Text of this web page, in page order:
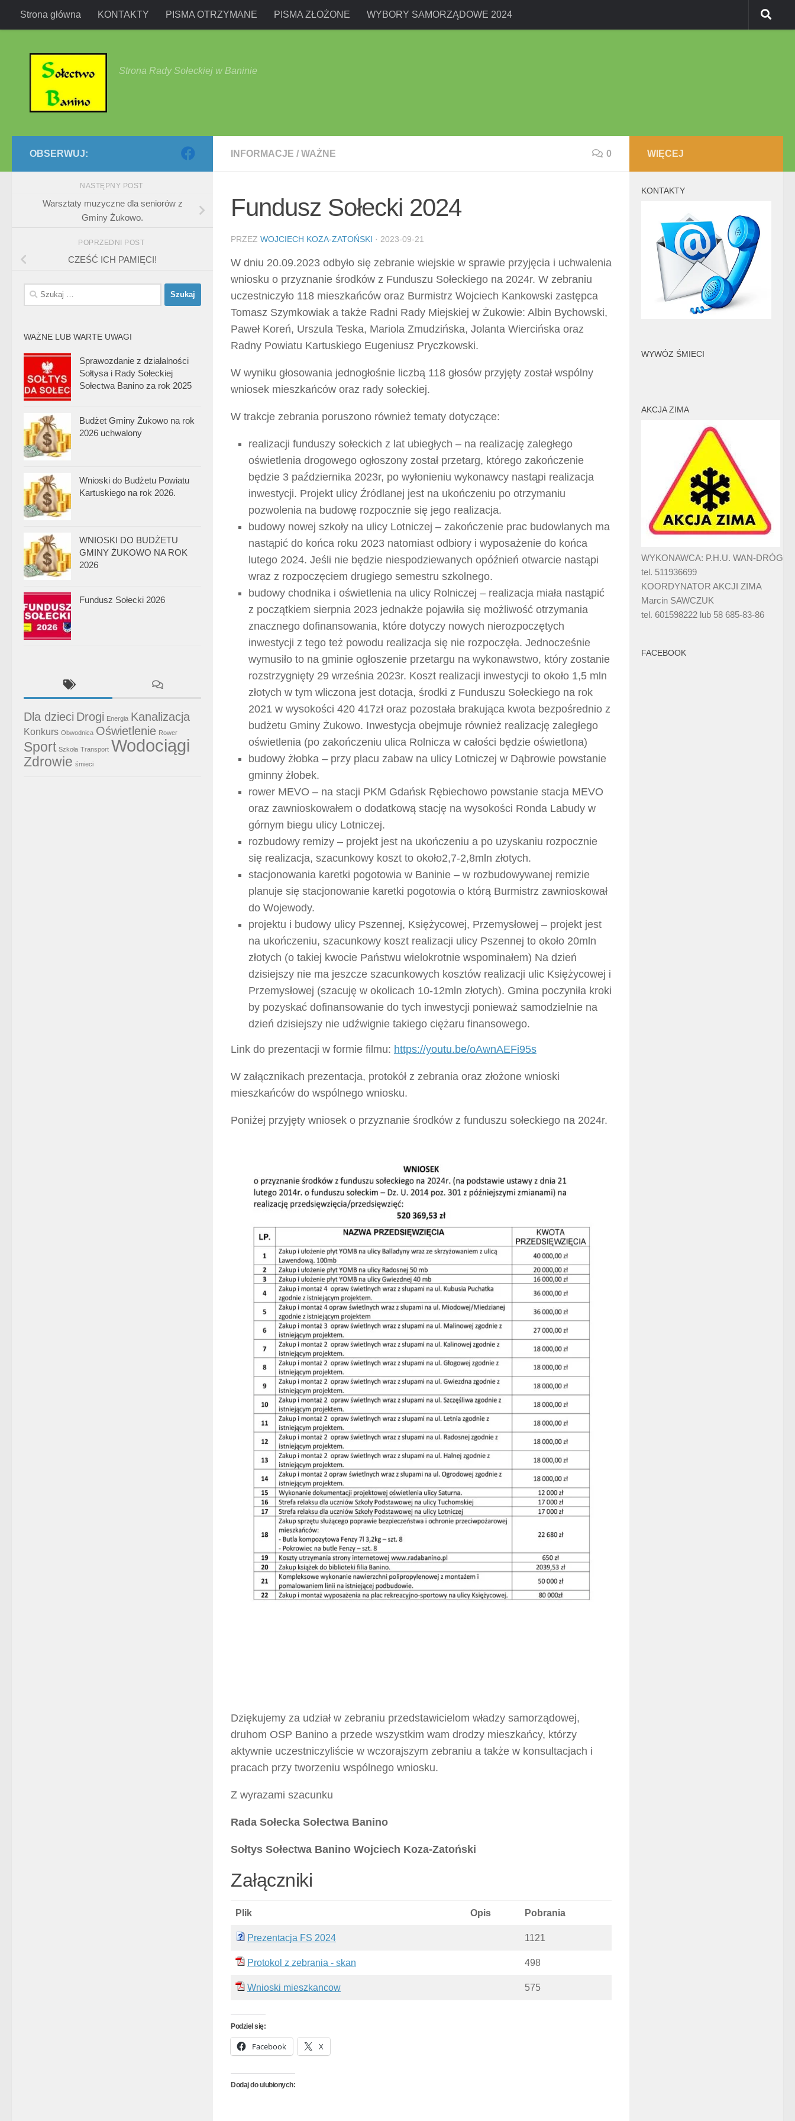
Przejdź do treści
Strona główna KONTAKTY PISMA OTRZYMANE PISMA ZŁOŻONE WYBORY SAMORZĄDOWE 2024
Strona Rady Sołeckiej w Baninie
INFORMACJE / WAŻNE 0
Fundusz Sołecki 2024
PRZEZ WOJCIECH KOZA-ZATOŃSKI · 2023-09-21
W dniu 20.09.2023 odbyło się zebranie wiejskie w sprawie przyjęcia i uchwalenia
wniosku o przyznanie środków z Funduszu Sołeckiego na 2024r. W zebraniu
uczestniczyło 118 mieszkańców oraz Burmistrz Wojciech Kankowski zastępca
Tomasz Szymkowiak a także Radni Rady Miejskiej w Żukowie: Albin Bychowski,
Paweł Koreń, Urszula Teska, Mariola Zmudzińska, Jolanta Wiercińska oraz
Radny Powiatu Kartuskiego Eugeniusz Pryczkowski.
W wyniku głosowania jednogłośnie liczbą 118 głosów przyjęty został wspólny
wniosek mieszkańców oraz rady sołeckiej.
W trakcje zebrania poruszono również tematy dotyczące:
realizacji funduszy sołeckich z lat ubiegłych – na realizację zaległego
oświetlenia drogowego ogłoszony został przetarg, którego zakończenie
będzie 3 października 2023r, po wyłonieniu wykonawcy nastąpi realizacja
inwestycji. Projekt ulicy Źródlanej jest na ukończeniu po otrzymaniu
pozwolenia na budowę rozpocznie się jego realizacja.
budowy nowej szkoły na ulicy Lotniczej – zakończenie prac budowlanych ma
nastąpić do końca roku 2023 natomiast odbiory i wyposażenie do końca
lutego 2024. Jeśli nie będzie niespodziewanych opóźnień otwarcie nastąpi
wraz z rozpoczęciem drugiego semestru szkolnego.
budowy chodnika i oświetlenia na ulicy Rolniczej – realizacja miała nastąpić
z początkiem sierpnia 2023 jednakże pojawiła się możliwość otrzymania
znacznego dofinansowania, które dotyczy nowych nierozpoczętych
inwestycji z tego też powodu realizacja się nie rozpoczęła. Jednocześnie
wymusiło to na gminie ogłoszenie przetargu na wykonawstwo, który zostanie
rozstrzygnięty 29 września 2023r. Koszt realizacji inwestycji to około 1,5 mln
złotych w tym wliczona jest dotacja, środki z Funduszu Sołeckiego na rok
2021 w wysokości 420 417zł oraz pozostała brakująca kwota bezpośrednio z
budżetu Gminy Żukowo. Inwestycja obejmuje również realizację zaległego
oświetlenia (po zakończeniu ulica Rolnicza w całości będzie oświetlona)
budowy żłobka – przy placu zabaw na ulicy Lotniczej w Dąbrowie powstanie
gminny żłobek.
rower MEVO – na stacji PKM Gdańsk Rębiechowo powstanie stacja MEVO
oraz zawnioskowałem o dodatkową stację na wysokości Ronda Labudy w
górnym biegu ulicy Lotniczej.
rozbudowy remizy – projekt jest na ukończeniu a po uzyskaniu rozpocznie
się realizacja, szacunkowy koszt to około2,7-2,8mln złotych.
stacjonowania karetki pogotowia w Baninie – w rozbudowywanej remizie
planuje się stacjonowanie karetki pogotowia o którą Burmistrz zawnioskował
do Wojewody.
projektu i budowy ulicy Pszennej, Księżycowej, Przemysłowej – projekt jest
na ukończeniu, szacunkowy koszt realizacji ulicy Pszennej to około 20mln
złotych (o takiej kwocie Państwu wielokrotnie wspominałem) Na dzień
dzisiejszy nie ma jeszcze szacunkowych kosztów realizacji ulic Księżycowej i
Przemysłowej (szacuję w okolicach 10-12mln złotych). Gmina poczyniła kroki
by pozyskać dofinansowanie do tych inwestycji ponieważ samodzielnie na
dzień dzisiejszy nie udźwignie takiego ciężaru finansowego.
Link do prezentacji w formie filmu: https://youtu.be/oAwnAEFi95s
W załącznikach prezentacja, protokół z zebrania oraz złożone wnioski
mieszkańców do wspólnego wniosku.
Poniżej przyjęty wniosek o przyznanie środków z funduszu sołeckiego na 2024r.
Dziękujemy za udział w zebraniu przedstawicielom władzy samorządowej,
druhom OSP Banino a przede wszystkim wam drodzy mieszkańcy, którzy
aktywnie uczestniczyliście w wczorajszym zebraniu a także w konsultacjach i
pracach przy tworzeniu wspólnego wniosku.
Z wyrazami szacunku
Rada Sołecka Sołectwa Banino
Sołtys Sołectwa Banino Wojciech Koza-Zatoński
Załączniki
Plik Opis Pobrania
Prezentacja FS 2024 1121
Protokol z zebrania - skan 498
Wnioski mieszkancow 575
Podziel się:
Facebook X
Dodaj do ulubionych:
OBSERWUJ:
NASTĘPNY POST
Warsztaty muzyczne dla seniorów z
Gminy Żukowo.
POPRZEDNI POST
CZEŚĆ ICH PAMIĘCI!
Szukaj:
WAŻNE LUB WARTE UWAGI
Sprawozdanie z działalności
Sołtysa i Rady Sołeckiej
Sołectwa Banino za rok 2025
Budżet Gminy Żukowo na rok
2026 uchwalony
Wnioski do Budżetu Powiatu
Kartuskiego na rok 2026.
WNIOSKI DO BUDŻETU
GMINY ŻUKOWO NA ROK
2026
Fundusz Sołecki 2026
Dla dzieci Drogi Energia Kanalizacja
Konkurs Obwodnica Oświetlenie Rower
Sport Szkoła Transport Wodociągi
Zdrowie śmieci
WIĘCEJ
KONTAKTY
WYWÓZ ŚMIECI
AKCJA ZIMA
WYKONAWCA: P.H.U. WAN-DRÓG
tel. 511936699
KOORDYNATOR AKCJI ZIMA
Marcin SAWCZUK
tel. 601598222 lub 58 685-83-86
FACEBOOK